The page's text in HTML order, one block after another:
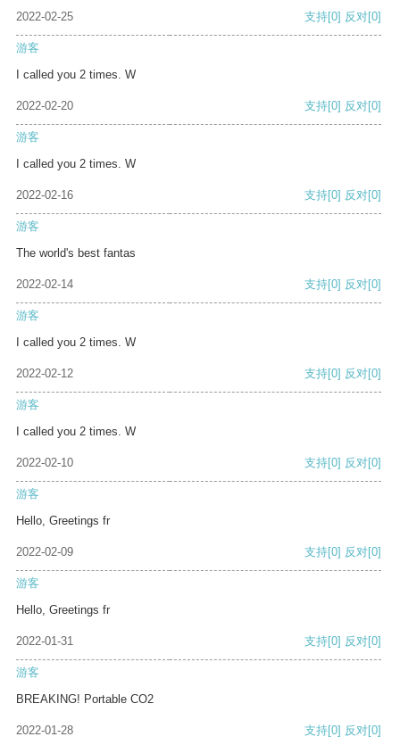
2022-02-25 支持[0] 反对[0]
游客
I called you 2 times. W
2022-02-20 支持[0] 反对[0]
游客
I called you 2 times. W
2022-02-16 支持[0] 反对[0]
游客
The world's best fantas
2022-02-14 支持[0] 反对[0]
游客
I called you 2 times. W
2022-02-12 支持[0] 反对[0]
游客
I called you 2 times. W
2022-02-10 支持[0] 反对[0]
游客
Hello, Greetings fr
2022-02-09 支持[0] 反对[0]
游客
Hello, Greetings fr
2022-01-31 支持[0] 反对[0]
游客
BREAKING! Portable CO2
2022-01-28 支持[0] 反对[0]